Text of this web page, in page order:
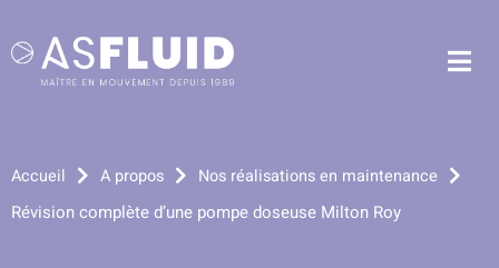
Aller à la recherche
Accueil A propos Nos réalisations en maintenance
Révision complète d’une pompe doseuse Milton Roy